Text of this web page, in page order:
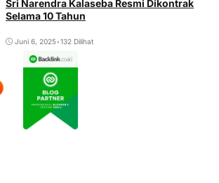
Sri Narendra Kalaseba Resmi Dikontrak
Selama 10 Tahun
Juni 6, 2025•132 Dilihat